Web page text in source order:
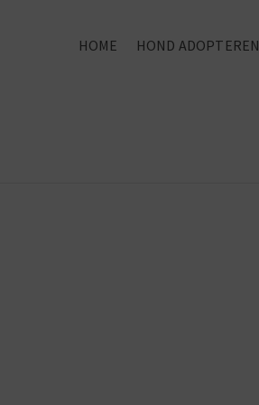
HOME HOND ADOPTEREN